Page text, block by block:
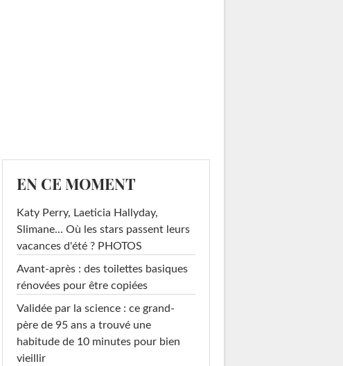
EN CE MOMENT
Katy Perry, Laeticia Hallyday,
Slimane... Où les stars passent leurs
vacances d'été ? PHOTOS
Avant-après : des toilettes basiques
rénovées pour être copiées
Validée par la science : ce grand-
père de 95 ans a trouvé une
habitude de 10 minutes pour bien
vieillir